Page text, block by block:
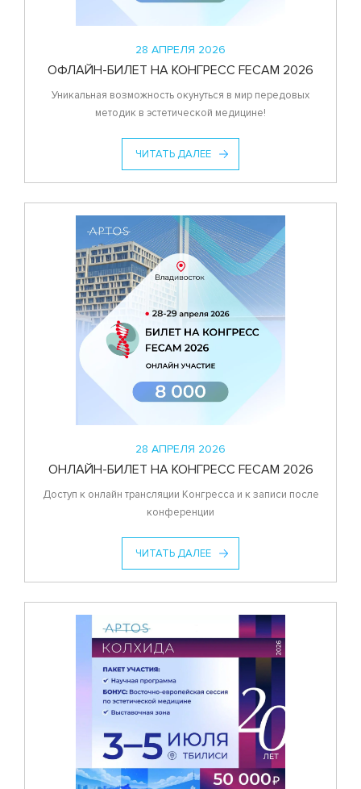
28 АПРЕЛЯ 2026
ОФЛАЙН-БИЛЕТ НА КОНГРЕСС FECAM 2026
Уникальная возможность окунуться в мир передовых
методик в эстетической медицине!
ЧИТАТЬ ДАЛЕЕ
28 АПРЕЛЯ 2026
ОНЛАЙН-БИЛЕТ НА КОНГРЕСС FECAM 2026
Доступ к онлайн трансляции Конгресса и к записи после
конференции
ЧИТАТЬ ДАЛЕЕ